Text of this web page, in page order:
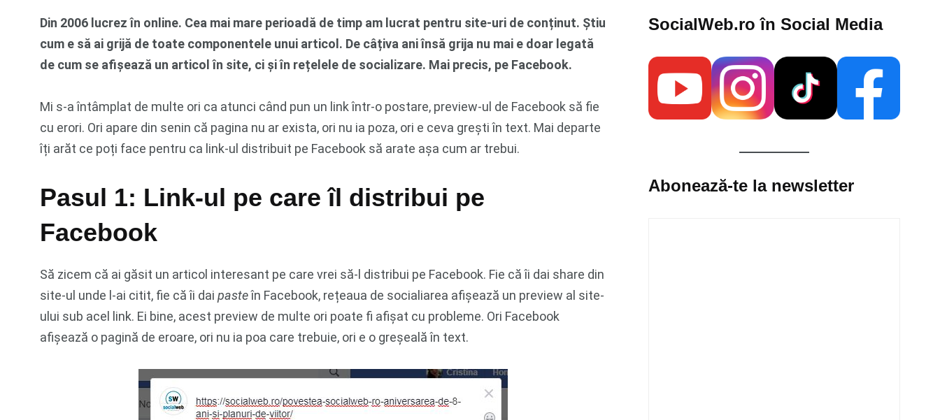
Din 2006 lucrez în online. Cea mai mare perioadă de timp am lucrat pentru site-uri de conținut. Știu
cum e să ai grijă de toate componentele unui articol. De câțiva ani însă grija nu mai e doar legată
de cum se afișează un articol în site, ci și în rețelele de socializare. Mai precis, pe Facebook.
Mi s-a întâmplat de multe ori ca atunci când pun un link într-o postare, preview-ul de Facebook să fie
cu erori. Ori apare din senin că pagina nu ar exista, ori nu ia poza, ori e ceva grești în text. Mai departe
îți arăt ce poți face pentru ca link-ul distribuit pe Facebook să arate așa cum ar trebui.
Pasul 1: Link-ul pe care îl distribui pe
Facebook
Să zicem că ai găsit un articol interesant pe care vrei să-l distribui pe Facebook. Fie că îi dai share din
site-ul unde l-ai citit, fie că îi dai pasteîn Facebook, rețeaua de socialiarea afișează un preview al site-
ului sub acel link. Ei bine, acest preview de multe ori poate fi afișat cu probleme. Ori Facebook
afișează o pagină de eroare, ori nu ia poa care trebuie, ori e o greșeală în text.
SocialWeb.ro în Social Media​
Abonează-te la newsletter